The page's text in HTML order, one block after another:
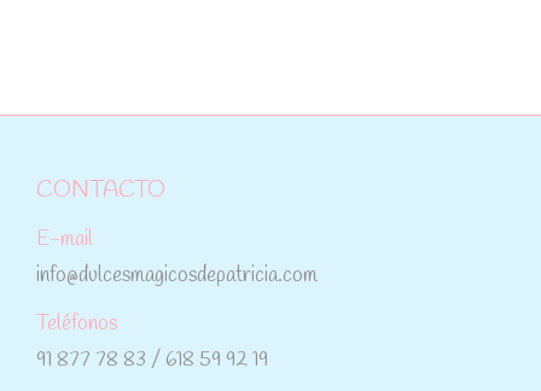
CONTACTO
E-mail
info@dulcesmagicosdepatricia.com
Teléfonos
91 877 78 83 / 618 59 92 19